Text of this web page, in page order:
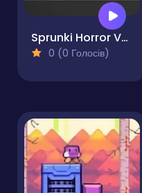
Sprunki Horror Version Dark
0 (0 Голосів)